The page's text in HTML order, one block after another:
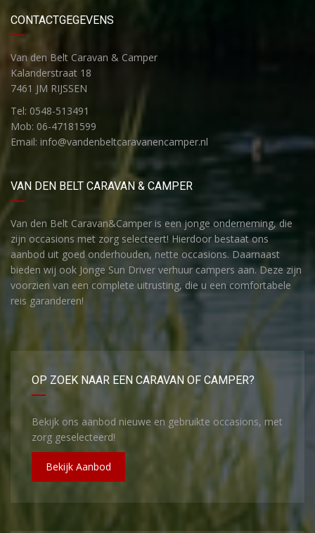
CONTACTGEGEVENS
Van den Belt Caravan & Camper
Kalanderstraat 18
7461 JM RIJSSEN
Tel: 0548-513491
Mob: 06-47181599
Email: info@vandenbeltcaravanencamper.nl
VAN DEN BELT CARAVAN & CAMPER
Van den Belt Caravan&Camper is een jonge onderneming, die
zijn occasions met zorg selecteert! Hierdoor bestaat ons
aanbod uit goed onderhouden, nette occasions. Daarnaast
bieden wij ook Jonge Sun Driver verhuur campers aan. Deze zijn
voorzien van een complete uitrusting, die u een comfortabele
reis garanderen!
OP ZOEK NAAR EEN CARAVAN OF CAMPER?
Bekijk ons aanbod nieuwe en gebruikte occasions, met
zorg geselecteerd!
Bekijk Aanbod